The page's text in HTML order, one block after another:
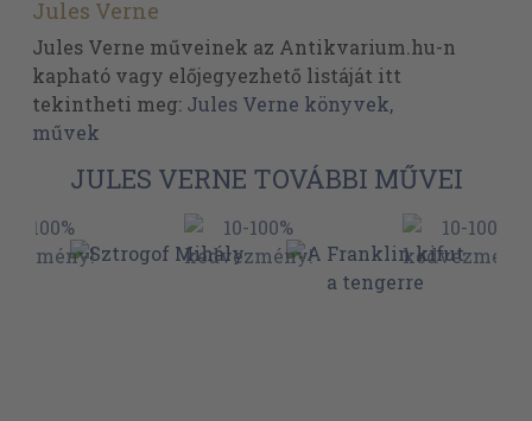
Jules Verne
Jules Verne műveinek az Antikvarium.hu-n
kapható vagy előjegyezhető listáját itt
tekintheti meg: Jules Verne könyvek,
művek
JULES VERNE TOVÁBBI MŰVEI